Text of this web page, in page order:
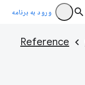
ورود به برنامه
Reference